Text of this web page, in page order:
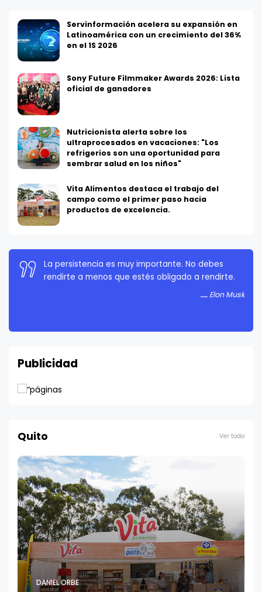
Servinformación acelera su expansión en
Latinoamérica con un crecimiento del 36%
en el 1S 2026
Sony Future Filmmaker Awards 2026: Lista
oficial de ganadores
Nutricionista alerta sobre los
ultraprocesados en vacaciones: "Los
refrigerios son una oportunidad para
sembrar salud en los niños"
Vita Alimentos destaca el trabajo del
campo como el primer paso hacia
productos de excelencia.
La persistencia es muy importante. No debes
rendirte a menos que estés obligado a rendirte.
Elon Musk
Publicidad
Quito Ver todo
DANIEL ORBE